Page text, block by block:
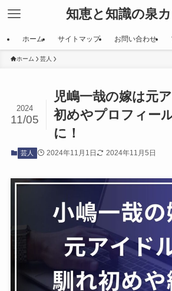
知恵と知識の泉
ホーム サイトマップ お問い合わせ
ホーム 芸人
児嶋一哉の嫁は元
初めやプロフィー
に！
2024
11/05
芸人 2024年11月1日 2024年11月5日